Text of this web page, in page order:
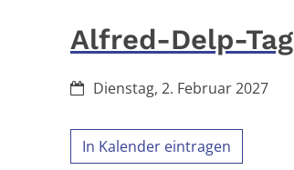
Alfred-Delp-Tag
Datum:Dienstag, 2. Februar 2027
In Kalender eintragen